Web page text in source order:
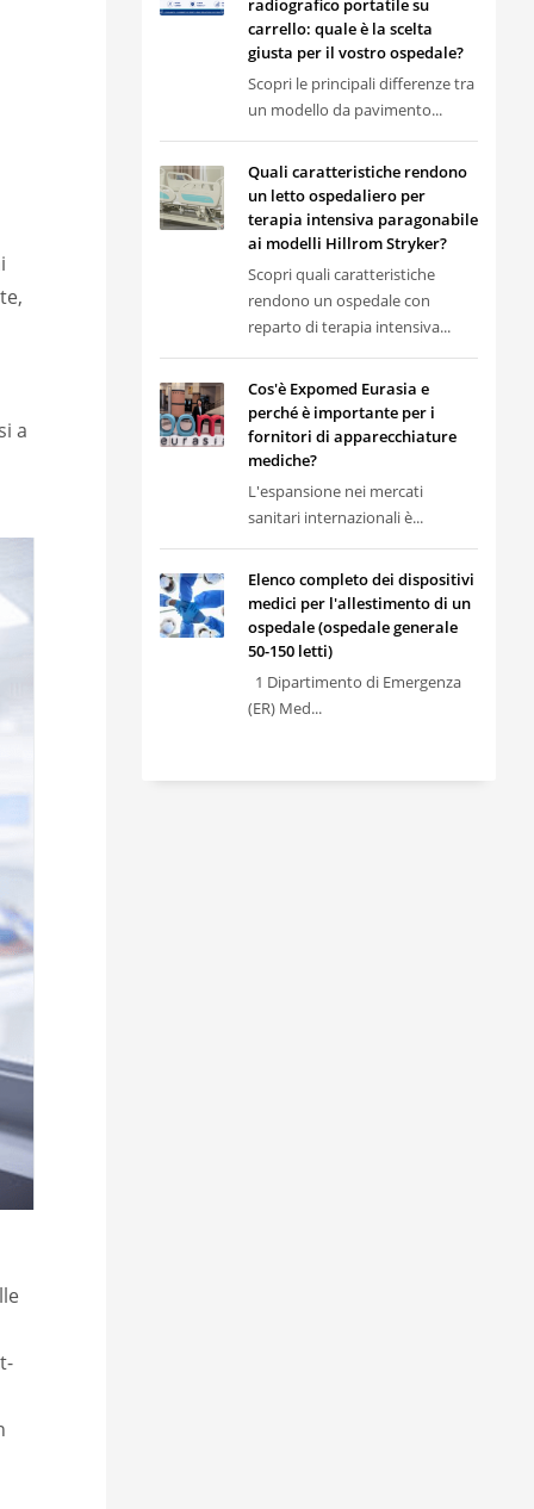
a
radiografico portatile su
carrello: quale è la scelta
giusta per il vostro ospedale?
Scopri le principali differenze tra
un modello da pavimento...
Quali caratteristiche rendono
un letto ospedaliero per
terapia intensiva paragonabile
ai modelli Hillrom Stryker?
Scopri quali caratteristiche
rendono un ospedale con
reparto di terapia intensiva...
Cos'è Expomed Eurasia e
perché è importante per i
fornitori di apparecchiature
mediche?
L'espansione nei mercati
sanitari internazionali è...
Elenco completo dei dispositivi
medici per l'allestimento di un
ospedale (ospedale generale
50-150 letti)
1 Dipartimento di Emergenza
(ER) Med...